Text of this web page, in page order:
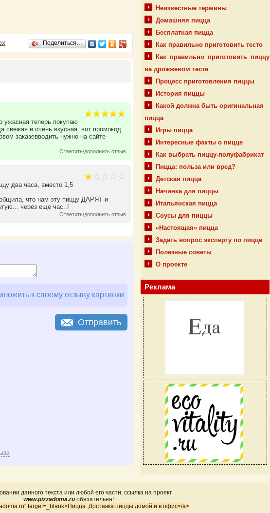
Поделиться…
ужасная теперь покупаю
свежая и очень вкусная вот промокод
заказевводить нужно на сайте
Ответить/дополнить отзыв
два часа, вместо 1,5
что нам эту пиццу ДАРЯТ и
через еще час..!
Ответить/дополнить отзыв
к своему отзыву картинки
Отправить
Неизвестные термины
Домашняя пицца
Бесплатная пицца
Как правильно приготовить тесто
Как правильно приготовить пиццу
на дрожжевом тесте
Процесс приготовления пиццы
История пиццы
Какой должна быть оригинальная
пицца
Игры пицца
Интересные факты о пицце
Как выбрать пиццу-полуфабрикат
Пицца: польза или вред?
Детская пицца
Начинка для пиццы
Итальянская пицца
Соусы для пиццы
«Настоящая» пицца
Задать вопрос эксперту по пицце
Полезные советы
О проекте
Реклама
данного текста или любой его части, ссылка на проект
www.pizzadoma.ruобязательна!
target=_blank>Пицца. Доставка пиццы домой и в офис</a>